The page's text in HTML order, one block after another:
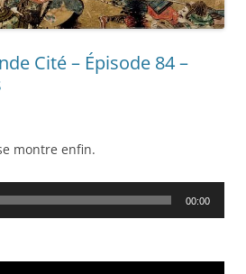
Cité – Épisode 84 –
montre enfin.
00:00